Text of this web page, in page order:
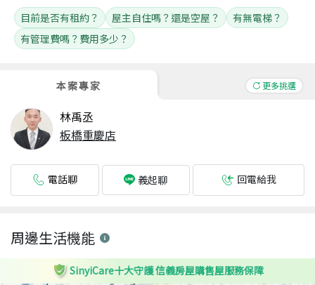
本案專家 更多挑選
林禹丞
板橋重慶店
電話聊 義起聊 回電給我
目前是否有租約？ 屋主自住嗎？還是空屋？
有無電梯？
有管理費嗎？費用多少？
周邊生活機能
SinyiCare十大守護 信義房屋購售屋服務保障